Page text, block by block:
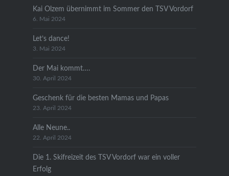
Kai Olzem übernimmt im Sommer den TSV Vordorf
6. Mai 2024
Let’s dance!
3. Mai 2024
Der Mai kommt….
30. April 2024
Geschenk für die besten Mamas und Papas
23. April 2024
Alle Neune..
22. April 2024
Die 1. Skifreizeit des TSV Vordorf war ein voller
Erfolg